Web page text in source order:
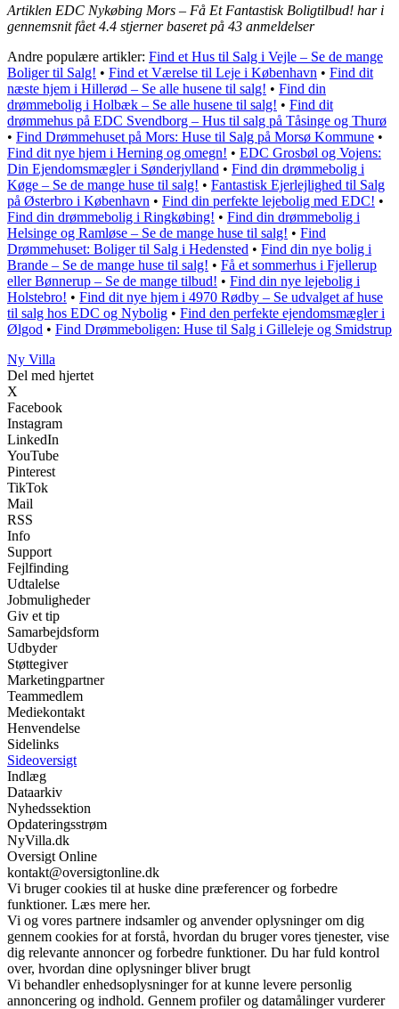
Artiklen EDC Nykøbing Mors – Få Et Fantastisk Boligtilbud! har i
gennemsnit fået4.4 stjerner baseret på 43 anmeldelser
Andre populære artikler: Find et Hus til Salg i Vejle – Se de mange
Boliger til Salg! • Find et Værelse til Leje i København • Find dit
næste hjem i Hillerød – Se alle husene til salg! • Find din
drømmebolig i Holbæk – Se alle husene til salg! • Find dit
drømmehus på EDC Svendborg – Hus til salg på Tåsinge og Thurø
• Find Drømmehuset på Mors: Huse til Salg på Morsø Kommune •
Find dit nye hjem i Herning og omegn! • EDC Grosbøl og Vojens:
Din Ejendomsmægler i Sønderjylland • Find din drømmebolig i
Køge – Se de mange huse til salg! • Fantastisk Ejerlejlighed til Salg
på Østerbro i København • Find din perfekte lejebolig med EDC! •
Find din drømmebolig i Ringkøbing! • Find din drømmebolig i
Helsinge og Ramløse – Se de mange huse til salg! • Find
Drømmehuset: Boliger til Salg i Hedensted • Find din nye bolig i
Brande – Se de mange huse til salg! • Få et sommerhus i Fjellerup
eller Bønnerup – Se de mange tilbud! • Find din nye lejebolig i
Holstebro! • Find dit nye hjem i 4970 Rødby – Se udvalget af huse
til salg hos EDC og Nybolig • Find den perfekte ejendomsmægler i
Ølgod • Find Drømmeboligen: Huse til Salg i Gilleleje og Smidstrup
Ny Villa
Del med hjertet
X
Facebook
Instagram
LinkedIn
YouTube
Pinterest
TikTok
Mail
RSS
Info
Support
Fejlfinding
Udtalelse
Jobmuligheder
Giv et tip
Samarbejdsform
Udbyder
Støttegiver
Marketingpartner
Teammedlem
Mediekontakt
Henvendelse
Sidelinks
Sideoversigt
Indlæg
Dataarkiv
Nyhedssektion
Opdateringsstrøm
NyVilla.dk
Oversigt Online
kontakt@oversigtonline.dk
Vi bruger cookies til at huske dine præferencer og forbedre
funktioner. Læs mere her.
Vi og vores partnere indsamler og anvender oplysninger om dig
gennem cookies for at forstå, hvordan du bruger vores tjenester, vise
dig relevante annoncer og forbedre funktioner. Du har fuld kontrol
over, hvordan dine oplysninger bliver brugt
Vi behandler enhedsoplysninger for at kunne levere personlig
annoncering og indhold. Gennem profiler og datamålinger vurderer